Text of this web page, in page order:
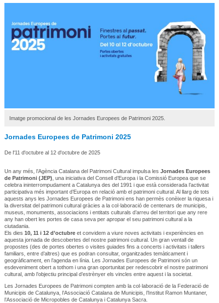
Imatge promocional de les Jornades Europees de Patrimoni 2025.
Jornades Europees de Patrimoni 2025
De l'11 d'octubre al 12 d'octubre de 2025
Un any més, l’Agència Catalana del Patrimoni Cultural impulsa les Jornades Europees
de Patrimoni (JEP) , una iniciativa del Consell d’Europa i la Comissió Europea que se
celebra ininterrompudament a Catalunya des del 1991 i que està considerada l’activitat
participativa més important d’Europa en relació amb el patrimoni cultural. Al llarg de tots
aquests anys les Jornades Europees de Patrimoni ens han permès conèixer la riquesa i
la diversitat del patrimoni cultural gràcies a la col·laboració de centenars de municipis,
museus, monuments, associacions i entitats culturals d’arreu del territori que any rere
any han obert les portes de casa seva per apropar el seu patrimoni cultural a la
ciutadania.
Els dies 10, 11 i 12 d’octubreet convidem a viure noves activitats i experiències en
aquesta jornada de descobertes del nostre patrimoni cultural. Un gran ventall de
propostes (des de portes obertes o visites guiades fins a concerts i activitats i tallers
familiars, entre d’altres) que es podran consultar, organitzades temàticament i
geogràficament, en l’agenda en línia. Les Jornades Europees de Patrimoni són un
esdeveniment obert a tothom i una gran oportunitat per redescobrir el nostre patrimoni
cultural, amb l’objectiu principal d’estrènyer els vincles entre aquest i la societat.
Les Jornades Europees de Patrimoni compten amb la col·laboració de la Federació de
Municipis de Catalunya, l’Associació Catalana de Municipis, l’Institut Ramon Muntaner,
l’Associació de Micropobles de Catalunya i Catalunya Sacra.